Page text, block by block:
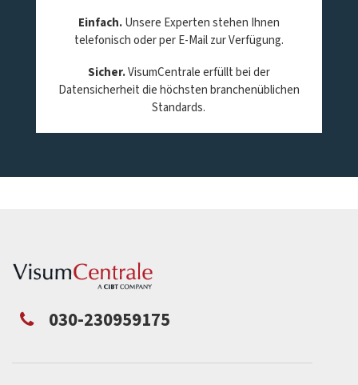
Einfach.Unsere Experten stehen Ihnen
telefonisch oder per E-Mail zur Verfügung.
Sicher.VisumCentrale erfüllt bei der
Datensicherheit die höchsten branchenüblichen
Standards.
030-230959175